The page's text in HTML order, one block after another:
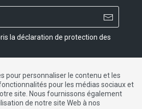
ladéclaration de protection des
des données|Contact
pour personnaliser le contenu et les
pour les médias sociaux et
site. Nous fournissons également
de notre site Web à nos